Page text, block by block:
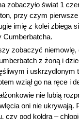
zobaczyło świat 1
przy czym
imię z kolei zbiega
Cumberbatcha.
zobaczyć
z żoną i
i uskrzydlonym
wziął go na ręce i
nie lubią
oni nie
czy pod kołdrą –